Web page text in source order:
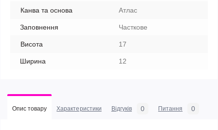
Канва та основа Атлас
Заповнення Часткове
Висота 17
Ширина 12
Опис товару Характеристики Відгуків 0 Питання 0